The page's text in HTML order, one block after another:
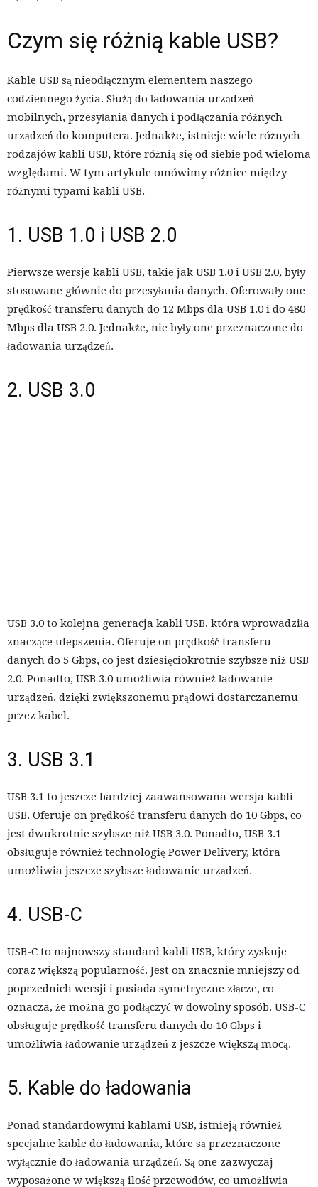
Czym się różnią kable USB?
Kable USB są nieodłącznym elementem naszego
codziennego życia. Służą do ładowania urządzeń
mobilnych, przesyłania danych i podłączania różnych
urządzeń do komputera. Jednakże, istnieje wiele różnych
rodzajów kabli USB, które różnią się od siebie pod wieloma
względami. W tym artykule omówimy różnice między
różnymi typami kabli USB.
1. USB 1.0 i USB 2.0
Pierwsze wersje kabli USB, takie jak USB 1.0 i USB 2.0, były
stosowane głównie do przesyłania danych. Oferowały one
prędkość transferu danych do 12 Mbps dla USB 1.0 i do 480
Mbps dla USB 2.0. Jednakże, nie były one przeznaczone do
ładowania urządzeń.
2. USB 3.0
USB 3.0 to kolejna generacja kabli USB, która wprowadziła
znaczące ulepszenia. Oferuje on prędkość transferu
danych do 5 Gbps, co jest dziesięciokrotnie szybsze niż USB
2.0. Ponadto, USB 3.0 umożliwia również ładowanie
urządzeń, dzięki zwiększonemu prądowi dostarczanemu
przez kabel.
3. USB 3.1
USB 3.1 to jeszcze bardziej zaawansowana wersja kabli
USB. Oferuje on prędkość transferu danych do 10 Gbps, co
jest dwukrotnie szybsze niż USB 3.0. Ponadto, USB 3.1
obsługuje również technologię Power Delivery, która
umożliwia jeszcze szybsze ładowanie urządzeń.
4. USB-C
USB-C to najnowszy standard kabli USB, który zyskuje
coraz większą popularność. Jest on znacznie mniejszy od
poprzednich wersji i posiada symetryczne złącze, co
oznacza, że można go podłączyć w dowolny sposób. USB-C
obsługuje prędkość transferu danych do 10 Gbps i
umożliwia ładowanie urządzeń z jeszcze większą mocą.
5. Kable do ładowania
Ponad standardowymi kablami USB, istnieją również
specjalne kable do ładowania, które są przeznaczone
wyłącznie do ładowania urządzeń. Są one zazwyczaj
wyposażone w większą ilość przewodów, co umożliwia